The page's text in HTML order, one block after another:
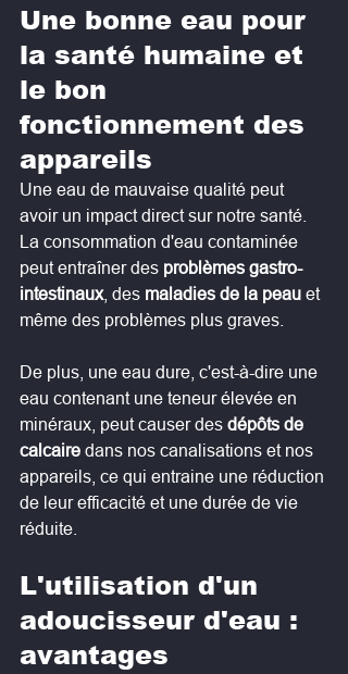
Une bonne eau pour
la santé humaine et
le bon
fonctionnement des
appareils
Une eau de mauvaise qualité peut
avoir un impact direct sur notre santé.
La consommation d'eau contaminée
peut entraîner des problèmes gastro-
intestinaux, des maladies de la peau et
même des problèmes plus graves.
De plus, une eau dure, c'est-à-dire une
eau contenant une teneur élevée en
minéraux, peut causer des dépôts de
calcaire dans nos canalisations et nos
appareils, ce qui entraine une réduction
de leur efficacité et une durée de vie
réduite.
L'utilisation d'un
adoucisseur d'eau :
avantages